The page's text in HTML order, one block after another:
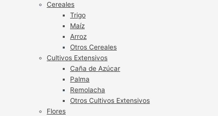
Cereales
Trigo
Maíz
Arroz
Otros Cereales
Cultivos Extensivos
Caña de Azúcar
Palma
Remolacha
Otros Cultivos Extensivos
Flores